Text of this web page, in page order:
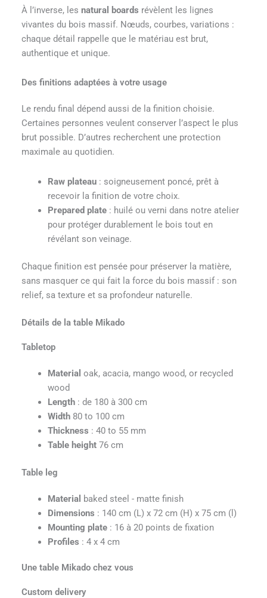
À l’inverse, les natural boards révèlent les lignes
vivantes du bois massif. Nœuds, courbes, variations :
chaque détail rappelle que le matériau est brut,
authentique et unique.
Des finitions adaptées à votre usage
Le rendu final dépend aussi de la finition choisie.
Certaines personnes veulent conserver l’aspect le plus
brut possible. D’autres recherchent une protection
maximale au quotidien.
Raw plateau: soigneusement poncé, prêt à
recevoir la finition de votre choix.
Prepared plate: huilé ou verni dans notre atelier
pour protéger durablement le bois tout en
révélant son veinage.
Chaque finition est pensée pour préserver la matière,
sans masquer ce qui fait la force du bois massif : son
relief, sa texture et sa profondeur naturelle.
Détails de la table Mikado
Tabletop
Material oak, acacia, mango wood, or recycled
wood
Length: de 180 à 300 cm
Width80 to 100 cm
Thickness : 40 to 55 mm
Table height76 cm
Table leg
Material baked steel - matte finish
Dimensions : 140 cm (L) x 72 cm (H) x 75 cm (l)
Mounting plate: 16 à 20 points de fixation
Profiles : 4 x 4 cm
Une table Mikado chez vous
Custom delivery